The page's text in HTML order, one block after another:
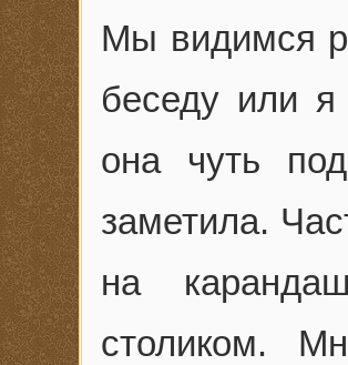
Мы видимся
беседу или
она чуть
заметила.
на
столиком.